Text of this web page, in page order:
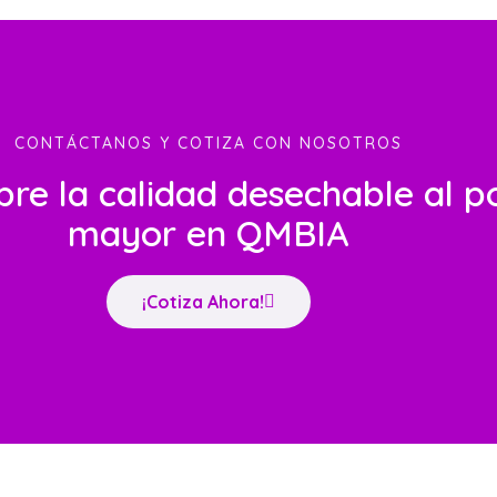
CONTÁCTANOS Y COTIZA CON NOSOTROS
la calidad desechable al
mayor en QMBIA
¡Cotiza Ahora!